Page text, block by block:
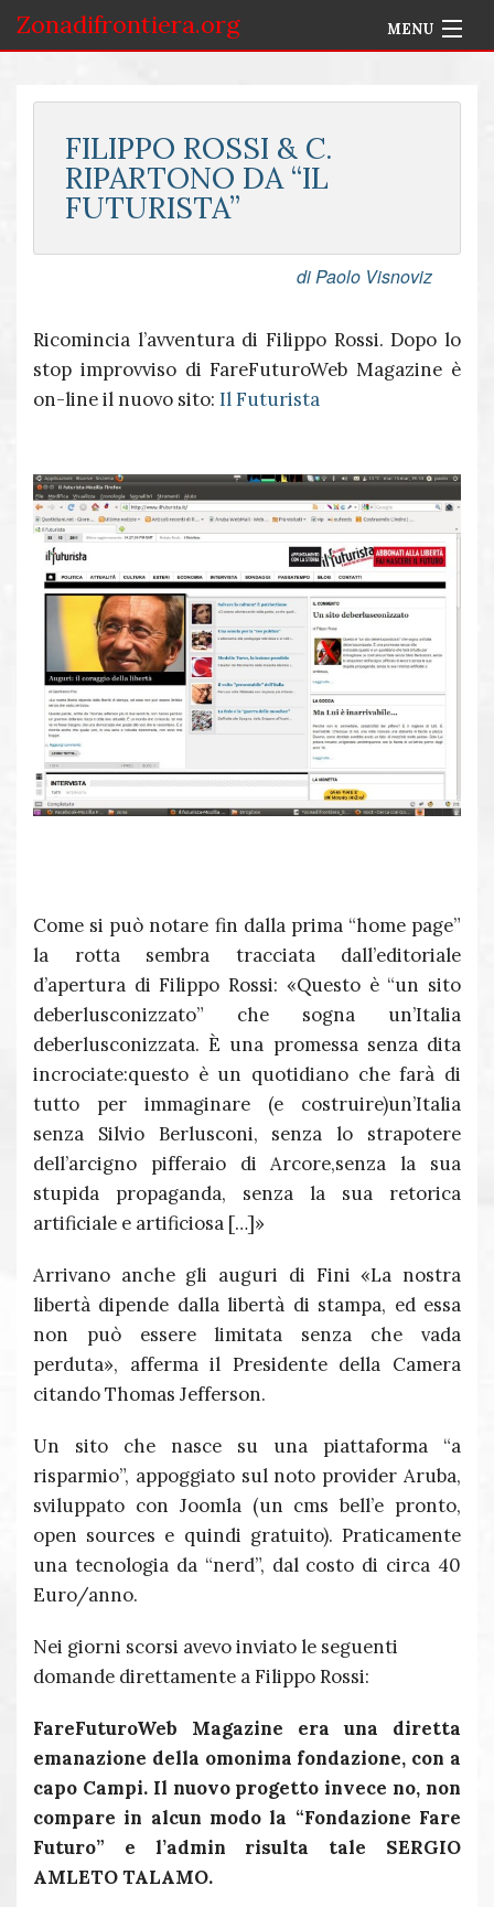
Zonadifrontiera.org MENU
FILIPPO ROSSI & C.
RIPARTONO DA “IL
FUTURISTA”
di Paolo Visnoviz
Ricomincia l’avventura di Filippo Rossi. Dopo lo
stop improvviso di FareFuturoWeb Magazine è
on-line il nuovo sito: Il Futurista
Come si può notare fin dalla prima “home page”
la rotta sembra tracciata dall’editoriale
d’apertura di Filippo Rossi: «Questo è “un sito
deberlusconizzato” che sogna un’Italia
deberlusconizzata. È una promessa senza dita
incrociate:questo è un quotidiano che farà di
tutto per immaginare (e costruire)un’Italia
senza Silvio Berlusconi, senza lo strapotere
dell’arcigno pifferaio di Arcore,senza la sua
stupida propaganda, senza la sua retorica
artificiale e artificiosa […]»
Arrivano anche gli auguri di Fini «La nostra
libertà dipende dalla libertà di stampa, ed essa
non può essere limitata senza che vada
perduta», afferma il Presidente della Camera
citando Thomas Jefferson.
Un sito che nasce su una piattaforma “a
risparmio”, appoggiato sul noto provider Aruba,
sviluppato con Joomla (un cms bell’e pronto,
open sources e quindi gratuito). Pra­ti­ca­mente
una tec­no­lo­gia da “nerd”, dal costo di circa 40
Euro/anno.
Nei giorni scorsi avevo inviato le seguenti
domande direttamente a Filippo Rossi:
FareFuturoWeb Magazine era una diretta
emanazione della omonima fondazione, con a
capo Campi. Il nuovo progetto invece no, non
compare in alcun modo la “Fondazione Fare
Futuro” e l’admin risulta tale SERGIO
AMLETO TALAMO.